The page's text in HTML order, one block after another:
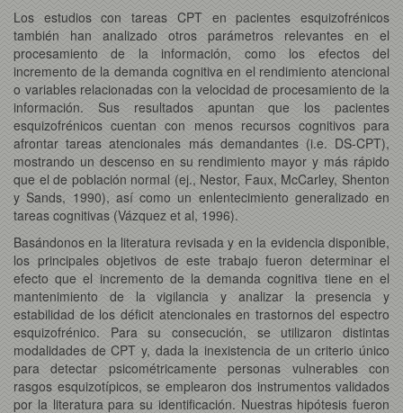
Los estudios con tareas CPT en pacientes esquizofrénicos
también han analizado otros parámetros relevantes en el
procesamiento de la información, como los efectos del
incremento de la demanda cognitiva en el rendimiento atencional
o variables relacionadas con la velocidad de procesamiento de la
información. Sus resultados apuntan que los pacientes
esquizofrénicos cuentan con menos recursos cognitivos para
afrontar tareas atencionales más demandantes (i.e. DS-CPT),
mostrando un descenso en su rendimiento mayor y más rápido
que el de población normal (ej., Nestor, Faux, McCarley, Shenton
y Sands, 1990), así como un enlentecimiento generalizado en
tareas cognitivas (Vázquez et al, 1996).
Basándonos en la literatura revisada y en la evidencia disponible,
los principales objetivos de este trabajo fueron determinar el
efecto que el incremento de la demanda cognitiva tiene en el
mantenimiento de la vigilancia y analizar la presencia y
estabilidad de los déficit atencionales en trastornos del espectro
esquizofrénico. Para su consecución, se utilizaron distintas
modalidades de CPT y, dada la inexistencia de un criterio único
para detectar psicométricamente personas vulnerables con
rasgos esquizotípicos, se emplearon dos instrumentos validados
por la literatura para su identificación. Nuestras hipótesis fueron